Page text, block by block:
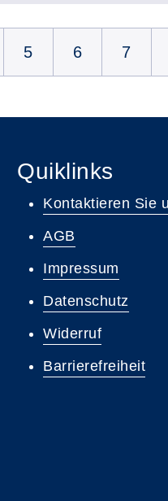
5 6 7
Quiklinks
Kontaktieren Sie
AGB
Impressum
Datenschutz
Widerruf
Barrierefreiheit